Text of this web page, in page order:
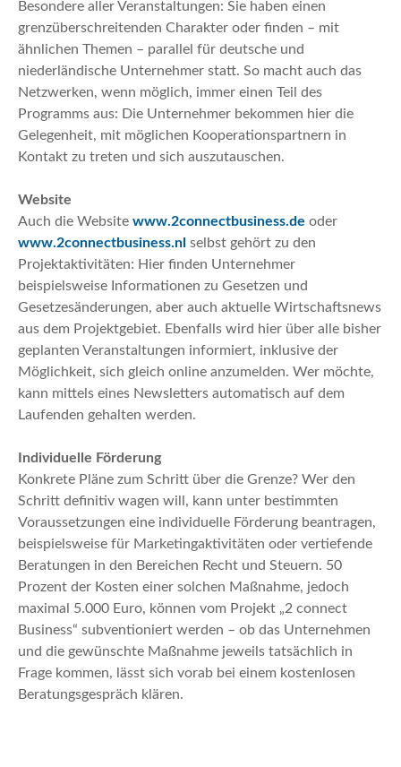
Besondere aller Veranstaltungen: Sie haben einen
grenzüberschreitenden Charakter oder finden – mit
ähnlichen Themen – parallel für deutsche und
niederländische Unternehmer statt. So macht auch das
Netzwerken, wenn möglich, immer einen Teil des
Programms aus: Die Unternehmer bekommen hier die
Gelegenheit, mit möglichen Kooperationspartnern in
Kontakt zu treten und sich auszutauschen.
Website
Auch die Website www.2connectbusiness.de oder
www.2connectbusiness.nl selbst gehört zu den
Projektaktivitäten: Hier finden Unternehmer
beispielsweise Informationen zu Gesetzen und
Gesetzesänderungen, aber auch aktuelle Wirtschaftsnews
aus dem Projektgebiet. Ebenfalls wird hier über alle bisher
geplanten Veranstaltungen informiert, inklusive der
Möglichkeit, sich gleich online anzumelden. Wer möchte,
kann mittels eines Newsletters automatisch auf dem
Laufenden gehalten werden.
Individuelle Förderung
Konkrete Pläne zum Schritt über die Grenze? Wer den
Schritt definitiv wagen will, kann unter bestimmten
Voraussetzungen eine individuelle Förderung beantragen,
beispielsweise für Marketingaktivitäten oder vertiefende
Beratungen in den Bereichen Recht und Steuern. 50
Prozent der Kosten einer solchen Maßnahme, jedoch
maximal 5.000 Euro, können vom Projekt „2 connect
Business“ subventioniert werden – ob das Unternehmen
und die gewünschte Maßnahme jeweils tatsächlich in
Frage kommen, lässt sich vorab bei einem kostenlosen
Beratungsgespräch klären.